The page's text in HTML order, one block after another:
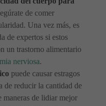
de comer
Una vez más, es
de expertos si estos
un trastorno alimentario
nerviosa.
puede causar estragos
de reducir la cantidad de
maneras de lidiar mejor